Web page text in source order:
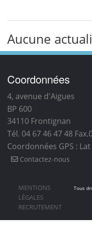
Aucune
Coordonnées
4, avenue d'Aigues
BP 600
34110 Frontignan
Tél. 04 67 46 47 48
Coordonnées GPS :
Contactez-nous
Tous
MENTIONS
LÉGALES
RECRUTEMENT